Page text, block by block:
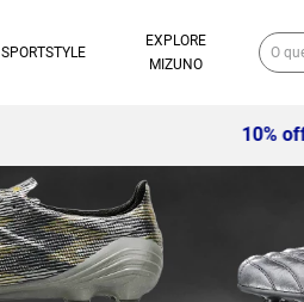
SPORTSTYLE
EXPLORE
MIZUNO